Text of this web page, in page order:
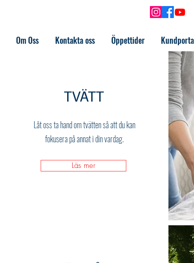
Om Oss Kontakta oss Öppettider
TVÄTT
Låt oss ta hand om tvätten så att du kan
fokusera på annat i din vardag.
Läs mer